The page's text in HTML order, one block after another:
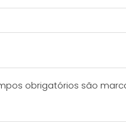
obrigatórios são